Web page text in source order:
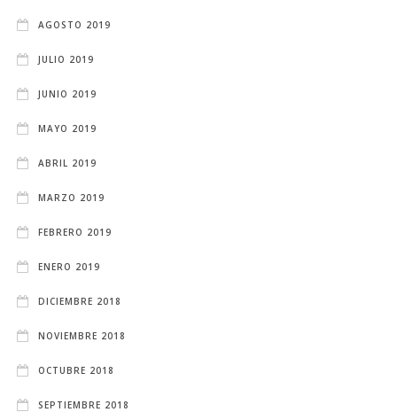
AGOSTO 2019
JULIO 2019
JUNIO 2019
MAYO 2019
ABRIL 2019
MARZO 2019
FEBRERO 2019
ENERO 2019
DICIEMBRE 2018
NOVIEMBRE 2018
OCTUBRE 2018
SEPTIEMBRE 2018